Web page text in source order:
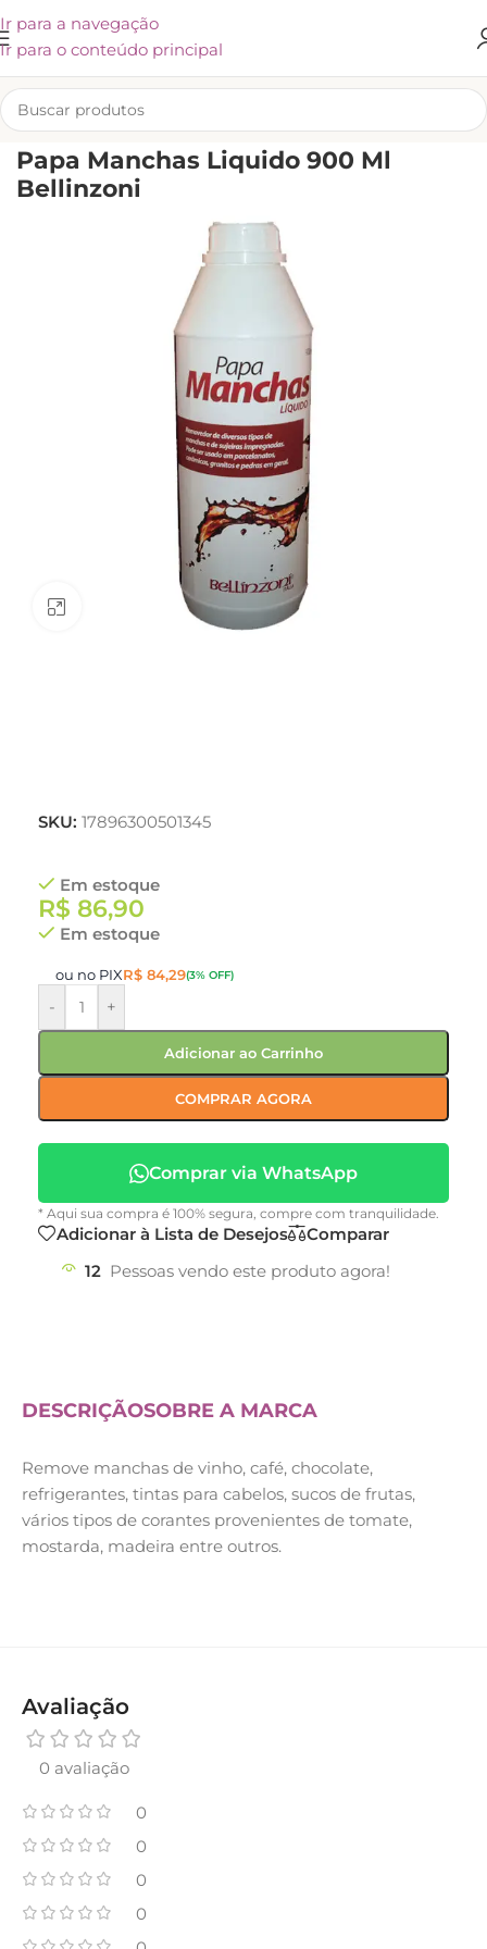
Ir para a navegação
Ir para o conteúdo principal
INÍCIO/BELLINZONI
Papa Manchas Liquido 900 Ml
Bellinzoni
Clique para ampliar
SKU: 17896300501345
Em estoque
R$ 86,90
Em estoque
ou no PIXR$ 84,29(3% OFF)
- +
Adicionar ao Carrinho
COMPRAR AGORA
Comprar via WhatsApp
* Aqui sua compra é 100% segura, compre com tranquilidade.
Adicionar à Lista de Desejos
Comparar
12 Pessoas vendo este produto agora!
DESCRIÇÃOSOBRE A MARCA
Remove manchas de vinho, café, chocolate,
refrigerantes, tintas para cabelos, sucos de frutas,
vários tipos de corantes provenientes de tomate,
mostarda, madeira entre outros.
Avaliação
0 avaliação
0
0
0
0